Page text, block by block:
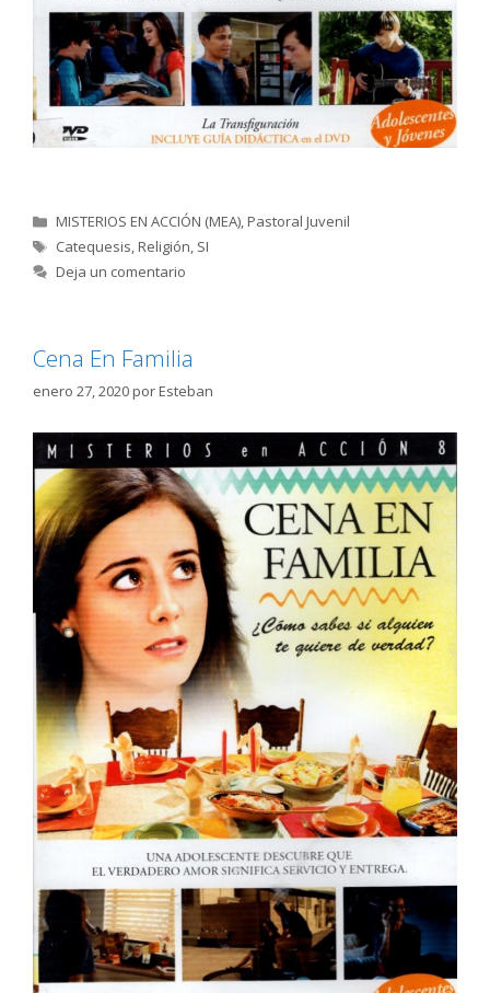
Categorías
MISTERIOS EN ACCIÓN (MEA),Pastoral Juvenil
Etiquetas
Catequesis,Religión, SI
Deja un comentario
Cena En Familia
enero 27, 2020porEsteban